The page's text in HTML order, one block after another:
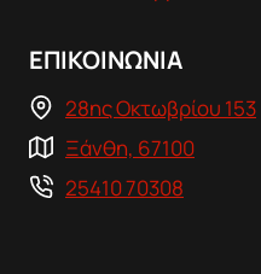
ΕΠΙΚΟΙΝΩΝΙΑ
28ης Οκτωβρίου 153
Ξάνθη, 67100
25410 70308